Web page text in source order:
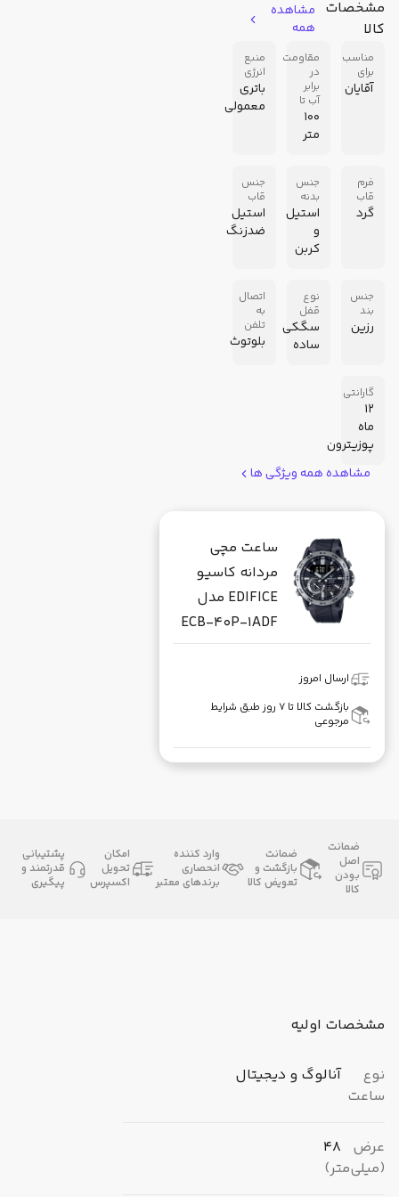
مشخصات
کالا
مشاهده
همه
مناسب
برای
آقایان
مقاومت
در
برابر
آب تا
100
متر
منبع
انرژی
باتری
معمولی
فرم
قاب
گرد
جنس
بدنه
استیل
و
کربن
جنس
قاب
استیل
ضدزنگ
جنس
بند
رزین
نوع
قفل
سگکی
ساده
اتصال
به
تلفن
بلوتوث
گارانتی
12
ماه
پوزیترون
مشاهده همه ویژگی ها
ساعت مچی
مردانه کاسیو
EDIFICE مدل
ECB-40P-1ADF
ارسال امروز
بازگشت کالا تا ۷ روز طبق شرایط
مرجوعی
ضمانت
اصل
بودن
کالا
ضمانت
بازگشت و
تعویض کالا
وارد کننده
انحصاری
برندهای معتبر
امکان
تحویل
اکسپرس
پشتیبانی
قدرتمند و
پیگیری
مشخصات اولیه
نوع
ساعت
آنالوگ و دیجیتال
عرض
(میلی‌متر)
48